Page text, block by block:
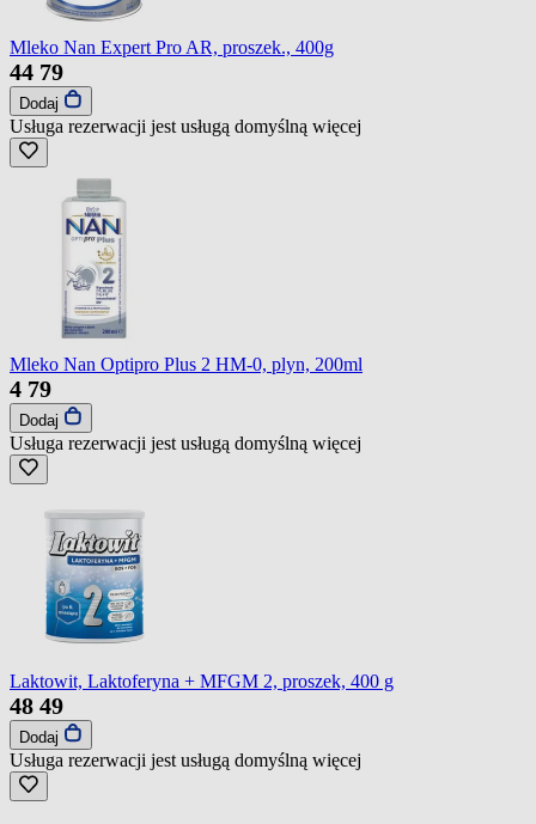
Mleko Nan Expert Pro AR, proszek., 400g
44 79
Dodaj
Usługa rezerwacji jest usługą domyślną więcej
Mleko Nan Optipro Plus 2 HM-0, plyn, 200ml
4 79
Dodaj
Usługa rezerwacji jest usługą domyślną więcej
Laktowit, Laktoferyna + MFGM 2, proszek, 400 g
48 49
Dodaj
Usługa rezerwacji jest usługą domyślną więcej